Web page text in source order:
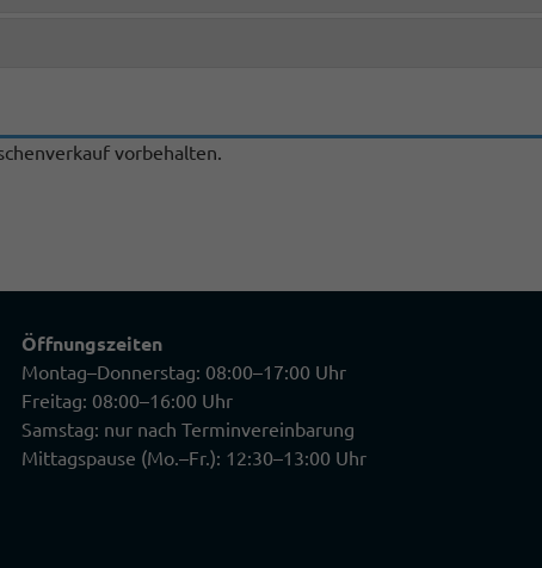
vorbehalten.
Öffnungszeiten
Montag–Donnerstag: 08:00–17:00 Uhr
Freitag: 08:00–16:00 Uhr
Samstag: nur nach Terminvereinbarung
Mittagspause (Mo.–Fr.): 12:30–13:00 Uhr